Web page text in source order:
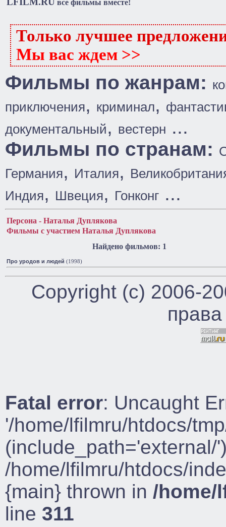
все фильмы вместе!
Только лучшее
Мы вас ждем >>
Фильмы по жанрам:
приключения, криминал,
документальный, вестерн ...
Фильмы по странам:
Германия, Италия,
Индия, Швеция, Гонконг ...
Персона - Наталья Дуплякова
Фильмы с участием Наталья Дуплякова
Найдено фильмов: 1
Про уродов и людей (1998)
Copyright (c) 2006-
Fatal error: Uncaught
'/home/lfilmru/htdocs/
(include_path='external/
/home/lfilmru/htdocs/
{main} thrown in /home/
line 311